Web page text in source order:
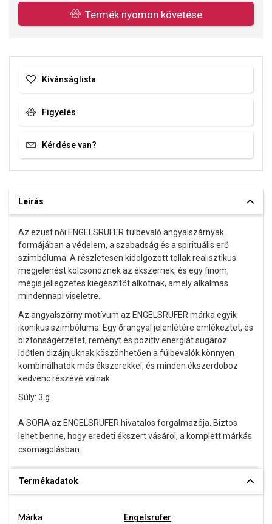
A SOFIA az ENGELSRUFER hivatalos forgalmazója. Biztos lehet
benne, hogy eredeti ékszert vásárol, a komplett márkás
Termék nyomon követése
Kívánságlista
Figyelés
Kérdése van?
Leírás
Az ezüst női ENGELSRUFER fülbevaló angyalszárnyak
formájában a védelem, a szabadság és a spirituális erő
szimbóluma. A részletesen kidolgozott tollak realisztikus
megjelenést kölcsönöznek az ékszernek, és egy finom,
mégis jellegzetes kiegészítőt alkotnak, amely alkalmas
mindennapi viseletre.
Az angyalszárny motívum az ENGELSRUFER márka egyik
ikonikus szimbóluma. Egy őrangyal jelenlétére emlékeztet, és
biztonságérzetet, reményt és pozitív energiát sugároz.
Időtlen dizájnjuknak köszönhetően a fülbevalók könnyen
kombinálhatók más ékszerekkel, és minden ékszerdoboz
kedvenc részévé válnak.
Súly: 3 g.
A SOFIA az ENGELSRUFER hivatalos forgalmazója. Biztos
lehet benne, hogy eredeti ékszert vásárol, a komplett márkás
csomagolásban.
Termékadatok
Márka Engelsrufer